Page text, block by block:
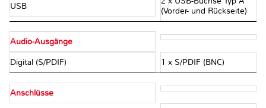
USB
(Vorder- und Rückseite)
Audio-Ausgänge
Digital (S/PDIF) 1 x S/PDIF (BNC)
Anschlüsse